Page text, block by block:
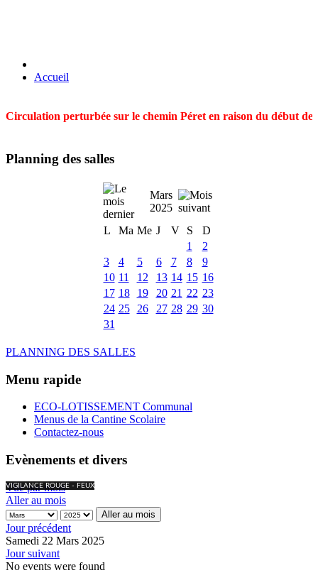
Accueil
Circulation perturbée sur le chemin Péret en raison du début
Planning des salles
Mars
2025
L
Ma Me J V S
D
1
2
3
4 5 6 7 8
9
10 11 12 13 14 15 16
17 18 19 20 21 22 23
24 25 26 27 28 29 30
31
PLANNING DES SALLES
Menu rapide
ECO-LOTISSEMENT Communal
Menus de la Cantine Scolaire
Contactez-nous
Evènements et divers
VIGILANCE ROUGE - FEUX
Vue par mois
Aller au mois
Aller au mois
Jour précédent
Samedi 22 Mars 2025
Jour suivant
No events were found